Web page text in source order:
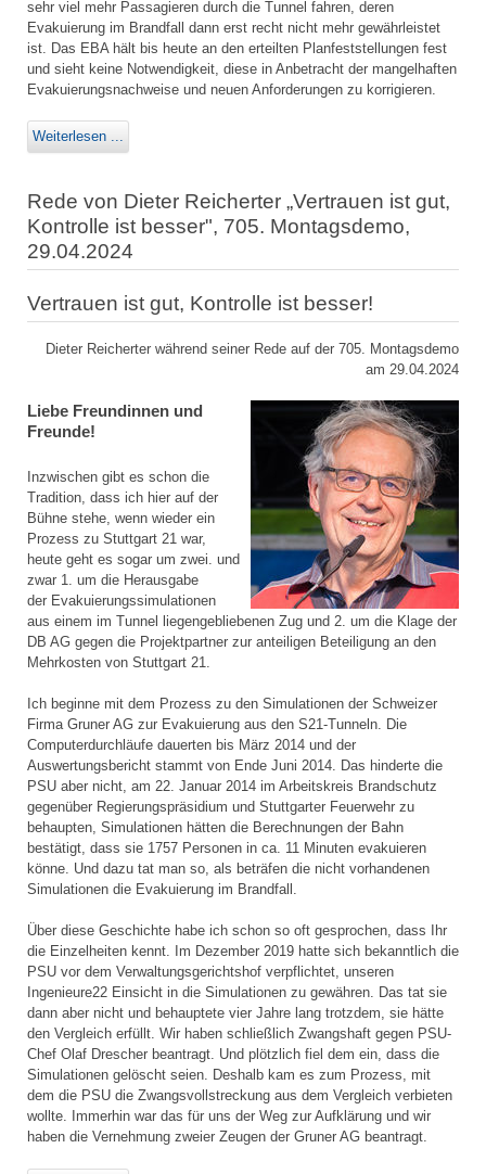
sehr viel mehr Passagieren durch die Tunnel fahren, deren
Evakuierung im Brandfall dann erst recht nicht mehr gewährleistet
ist. Das EBA hält bis heute an den erteilten Planfeststellungen fest
und sieht keine Notwendigkeit, diese in Anbetracht der mangelhaften
Evakuierungsnachweise und neuen Anforderungen zu korrigieren.
Weiterlesen ...
Rede von Dieter Reicherter „Vertrauen ist gut,
Kontrolle ist besser", 705. Montagsdemo,
29.04.2024
Vertrauen ist gut, Kontrolle ist besser!
Dieter Reicherter während seiner Rede auf der 705. Montagsdemo
am 29.04.2024
Liebe Freundinnen und
Freunde!
Inzwischen gibt es schon die
Tradition, dass ich hier auf der
Bühne stehe, wenn wieder ein
Prozess zu Stuttgart 21 war,
heute geht es sogar um zwei. und
zwar 1. um die Herausgabe
der Evakuierungssimulationen
aus einem im Tunnel liegengebliebenen Zug und 2. um die Klage der
DB AG gegen die Projektpartner zur anteiligen Beteiligung an den
Mehrkosten von Stuttgart 21.
Ich beginne mit dem Prozess zu den Simulationen der Schweizer
Firma Gruner AG zur Evakuierung aus den S21-Tunneln. Die
Computerdurchläufe dauerten bis März 2014 und der
Auswertungsbericht stammt von Ende Juni 2014. Das hinderte die
PSU aber nicht, am 22. Januar 2014 im Arbeitskreis Brandschutz
gegenüber Regierungspräsidium und Stuttgarter Feuerwehr zu
behaupten, Simulationen hätten die Berechnungen der Bahn
bestätigt, dass sie 1757 Personen in ca. 11 Minuten evakuieren
könne. Und dazu tat man so, als beträfen die nicht vorhandenen
Simulationen die Evakuierung im Brandfall.
Über diese Geschichte habe ich schon so oft gesprochen, dass Ihr
die Einzelheiten kennt. Im Dezember 2019 hatte sich bekanntlich die
PSU vor dem Verwaltungsgerichtshof verpflichtet, unseren
Ingenieure22 Einsicht in die Simulationen zu gewähren. Das tat sie
dann aber nicht und behauptete vier Jahre lang trotzdem, sie hätte
den Vergleich erfüllt. Wir haben schließlich Zwangshaft gegen PSU-
Chef Olaf Drescher beantragt. Und plötzlich fiel dem ein, dass die
Simulationen gelöscht seien. Deshalb kam es zum Prozess, mit
dem die PSU die Zwangsvollstreckung aus dem Vergleich verbieten
wollte. Immerhin war das für uns der Weg zur Aufklärung und wir
haben die Vernehmung zweier Zeugen der Gruner AG beantragt.